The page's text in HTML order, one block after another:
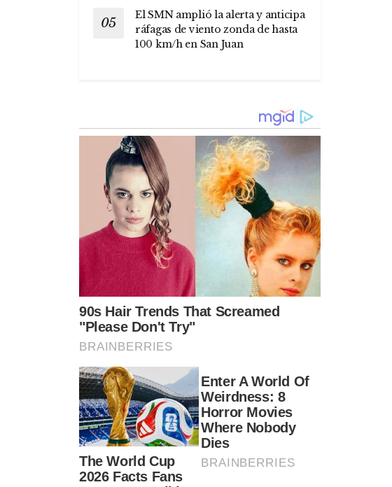
El SMN amplió la alerta y anticipa
ráfagas de viento zonda de hasta
100 km/h en San Juan